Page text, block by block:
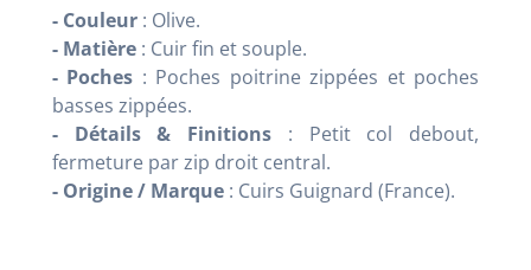
- Couleur : Olive.
- Matière : Cuir fin et souple.
- Poches : Poches poitrine zippées et poches
basses zippées.
- Détails & Finitions : Petit col debout,
fermeture par zip droit central.
- Origine / Marque : Cuirs Guignard (France).